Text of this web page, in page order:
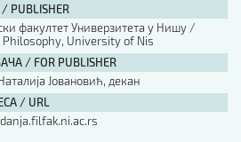
PUBLISHER
факултет Универзитета у Нишу /
Philosophy, University of Nis
/ FOR PUBLISHER
Јовановић, декан
/ URL